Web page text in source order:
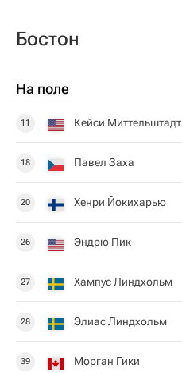
Бостон
На поле
11 Кейси Миттельштадт
18 Павел Заха
20 Хенри Йокихарью
26 Эндрю Пик
27 Хампус Линдхольм
28 Элиас Линдхольм
39 Морган Гики